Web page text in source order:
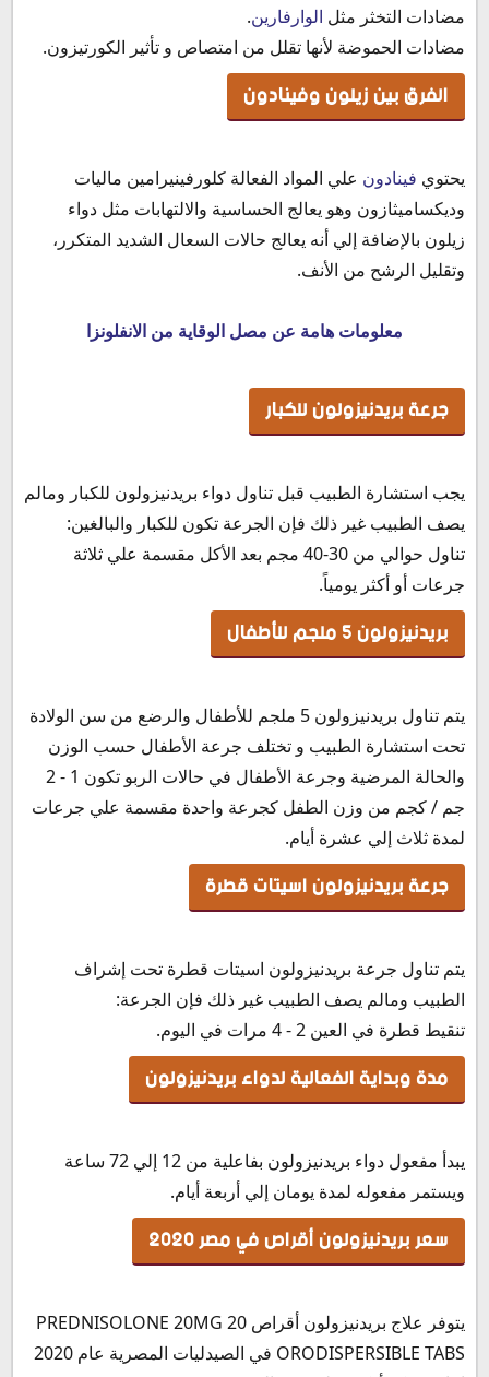
مضادات التخثر مثل الوارفارين.
مضادات الحموضة لأنها تقلل من امتصاص و تأثير الكورتيزون.
الفرق بين زيلون وفينادون
يحتوي فينادون علي المواد الفعالة كلورفينيرامين ماليات
وديكساميثازون وهو يعالج الحساسية والالتهابات مثل دواء
زيلون بالإضافة إلي أنه يعالج حالات السعال الشديد المتكرر،
وتقليل الرشح من الأنف.
معلومات هامة عن مصل الوقاية من الانفلونزا
جرعة بريدنيزولون للكبار
يجب استشارة الطبيب قبل تناول دواء بريدنيزولون للكبار ومالم
يصف الطبيب غير ذلك فإن الجرعة تكون للكبار والبالغين:
تناول حوالي من 30-40 مجم بعد الأكل مقسمة علي ثلاثة
جرعات أو أكثر يومياً.
بريدنيزولون 5 ملجم للأطفال
يتم تناول بريدنيزولون 5 ملجم للأطفال والرضع من سن الولادة
تحت استشارة الطبيب و تختلف جرعة الأطفال حسب الوزن
والحالة المرضية وجرعة الأطفال في حالات الربو تكون 1 - 2
جم / كجم من وزن الطفل كجرعة واحدة مقسمة علي جرعات
لمدة ثلاث إلي عشرة أيام.
جرعة بريدنيزولون اسيتات قطرة
يتم تناول جرعة بريدنيزولون اسيتات قطرة تحت إشراف
الطبيب ومالم يصف الطبيب غير ذلك فإن الجرعة:
تنقيط قطرة في العين 2 - 4 مرات في اليوم.
مدة وبداية الفعالية لدواء بريدنيزولون
يبدأ مفعول دواء بريدنيزولون بفاعلية من 12 إلي 72 ساعة
ويستمر مفعوله لمدة يومان إلي أربعة أيام.
سعر بريدنيزولون أقراص في مصر 2020
يتوفر علاج بريدنيزولون أقراص PREDNISOLONE 20MG 20
ORODISPERSIBLE TABS في الصيدليات المصرية عام 2020